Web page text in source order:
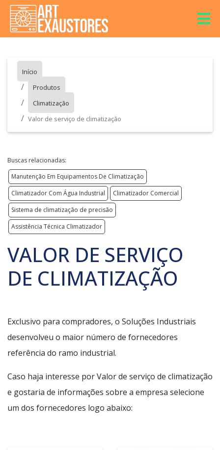
Início
Produtos
Climatização
Valor de serviço de climatização
Buscas relacionadas:
Manutenção Em Equipamentos De Climatização
Climatizador Com Água Industrial
Climatizador Comercial
Sistema de climatização de precisão
Assistência Técnica Climatizador
VALOR DE SERVIÇO
DE CLIMATIZAÇÃO
Exclusivo para compradores, o Soluções Industriais
desenvolveu o maior número de fornecedores
referência do ramo industrial.
Caso haja interesse por Valor de serviço de climatização
e gostaria de informações sobre a empresa selecione
um dos fornecedores logo abaixo: